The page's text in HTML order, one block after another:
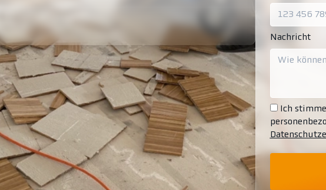
Nachricht
Ich